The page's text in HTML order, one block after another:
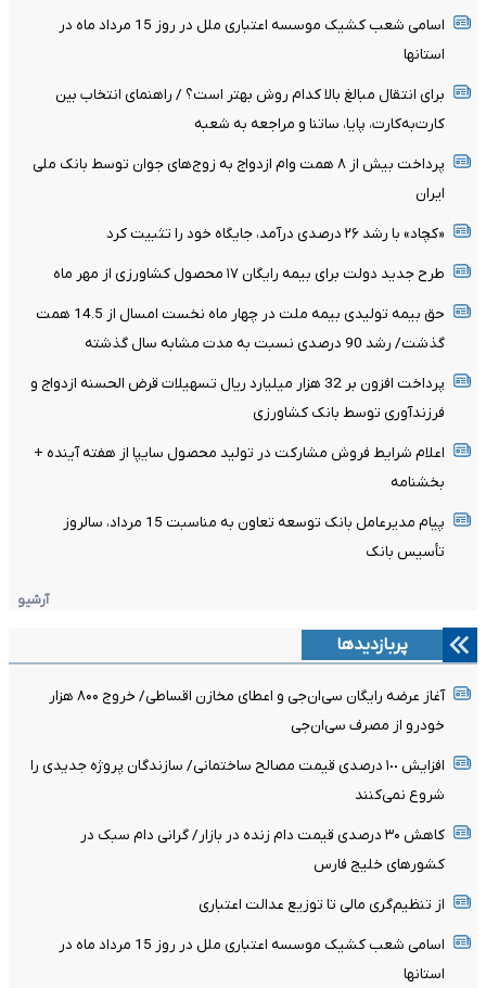
اسامی شعب کشیک موسسه اعتباری ملل در روز 15 مرداد ماه در
استانها
برای انتقال مبالغ بالا کدام روش بهتر است؟ / راهنمای انتخاب بین
کارت‌به‌کارت، پایا، ساتنا و مراجعه به شعبه
پرداخت بیش از ۸ همت وام ازدواج به زوج‌های جوان توسط بانک ملی
ایران
«کچاد» با رشد ۲۶ درصدی درآمد، جایگاه خود را تثبیت کرد
طرح جدید دولت برای بیمه رایگان ۱۷ محصول کشاورزی از مهر ماه
حق بیمه تولیدی بیمه ملت در چهار ماه نخست امسال از 14.5 همت
گذشت/ رشد 90 درصدی نسبت به مدت مشابه سال گذشته
پرداخت افزون بر 32 هزار میلیارد ریال تسهیلات قرض الحسنه ازدواج و
فرزندآوری توسط بانک کشاورزی
اعلام شرایط فروش مشارکت در تولید محصول سایپا از هفته آینده +
بخشنامه
پیام مدیرعامل بانک توسعه تعاون به مناسبت 15 مرداد، سالروز
تأسیس بانک
آرشیو
پربازدیدها
آغاز عرضه رایگان سی‌ان‌جی و اعطای مخازن اقساطی/ خروج ۸۰۰ هزار
خودرو از مصرف سی‌ان‌جی
افزایش ١٠٠ درصدی قیمت مصالح ساختمانی/ سازندگان پروژه جدیدی را
شروع نمی‌کنند
کاهش ۳۰ درصدی قیمت دام زنده در بازار/ گرانی دام سبک در
کشور‌های خلیج فارس
از تنظیم‌گری مالی تا توزیع عدالت اعتباری
اسامی شعب کشیک موسسه اعتباری ملل در روز 15 مرداد ماه در
استانها